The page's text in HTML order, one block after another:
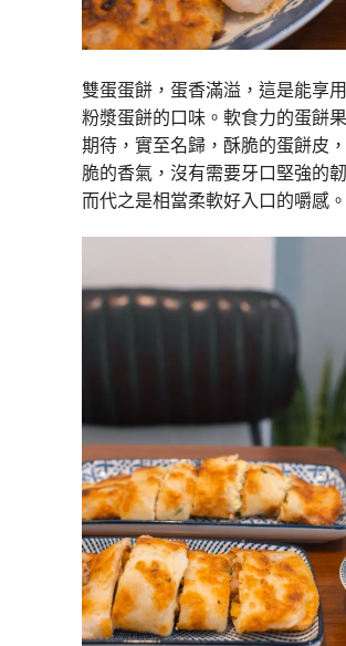
雙蛋蛋餅，蛋香滿溢，這是能享
粉漿蛋餅的口味。軟食力的蛋餅
期待，實至名歸，酥脆的蛋餅皮
脆的香氣，沒有需要牙口堅強的
而代之是相當柔軟好入口的嚼感。